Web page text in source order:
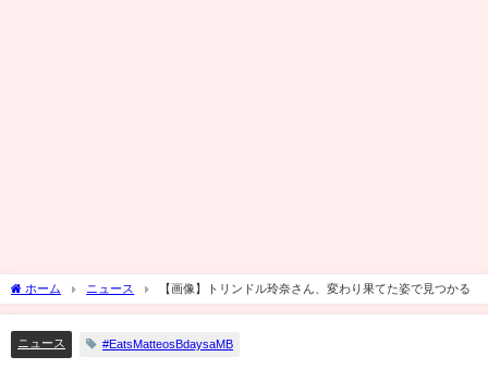
ホーム ニュース 【画像】トリンドル玲奈さん、変わり果てた姿で見つかる
ニュース #EatsMatteosBdaysaMB